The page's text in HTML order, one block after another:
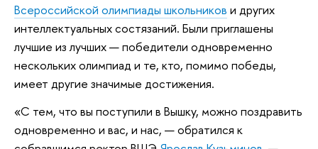
Всероссийской олимпиады школьников и других
интеллектуальных состязаний. Были приглашены
лучшие из лучших — победители одновременно
нескольких олимпиад и те, кто, помимо победы,
имеет другие значимые достижения.
«С тем, что вы поступили в Вышку, можно поздравить
одновременно и вас, и нас, — обратился к